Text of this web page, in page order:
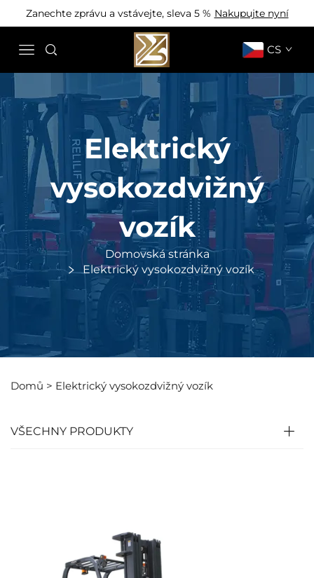
Zanechte zprávu a vstávejte, sleva 5 % Nakupujte nyní
CS
Elektrický
vysokozdvižný
vozík
Domovská stránka
Elektrický vysokozdvižný vozík
Domů > Elektrický vysokozdvižný vozík
VŠECHNY PRODUKTY